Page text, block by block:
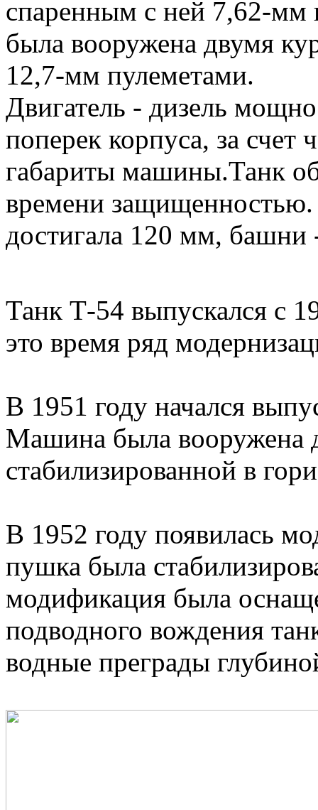
спаренным с ней 7,62-мм
была вооружена двумя
12,7-мм пулеметами.
Двигатель - дизель
поперек корпуса, за счет
габариты машины.Танк
времени
достигала 120 мм,
Танк Т-54 выпускался с
это время ряд
В 1951 году начался
Машина была вооружена
стабилизированной в
В 1952 году появилась
пушка была
модификация была
подводного вождения
водные преграды